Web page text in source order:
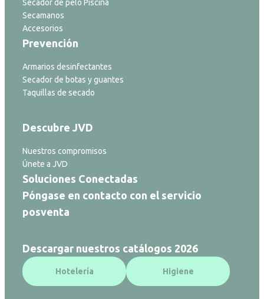
Secador de pelo Piscina
Secamanos
Accesorios
Prevención
Armarios desinfectantes
Secador de botas y guantes
Taquillas de secado
Descubre JVD
Nuestros compromisos
Únete a JVD
Soluciones Conectadas
Póngase en contacto con el servicio
posventa
Descargar nuestros catálogos 2026
Hotelería Higiene